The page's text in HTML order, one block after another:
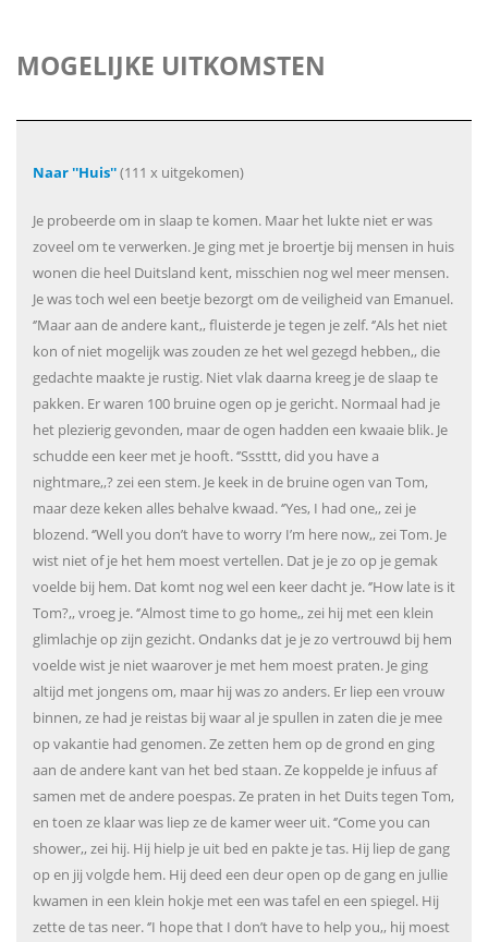
MOGELIJKE UITKOMSTEN
Naar ''Huis''(111 x uitgekomen)
Je probeerde om in slaap te komen. Maar het lukte niet er was
zoveel om te verwerken. Je ging met je broertje bij mensen in huis
wonen die heel Duitsland kent, misschien nog wel meer mensen.
Je was toch wel een beetje bezorgt om de veiligheid van Emanuel.
‘’Maar aan de andere kant,, fluisterde je tegen je zelf. ‘’Als het niet
kon of niet mogelijk was zouden ze het wel gezegd hebben,, die
gedachte maakte je rustig. Niet vlak daarna kreeg je de slaap te
pakken. Er waren 100 bruine ogen op je gericht. Normaal had je
het plezierig gevonden, maar de ogen hadden een kwaaie blik. Je
schudde een keer met je hooft. ‘’Sssttt, did you have a
nightmare,,? zei een stem. Je keek in de bruine ogen van Tom,
maar deze keken alles behalve kwaad. ‘’Yes, I had one,, zei je
blozend. ‘’Well you don’t have to worry I’m here now,, zei Tom. Je
wist niet of je het hem moest vertellen. Dat je je zo op je gemak
voelde bij hem. Dat komt nog wel een keer dacht je. ‘’How late is it
Tom?,, vroeg je. ‘’Almost time to go home,, zei hij met een klein
glimlachje op zijn gezicht. Ondanks dat je je zo vertrouwd bij hem
voelde wist je niet waarover je met hem moest praten. Je ging
altijd met jongens om, maar hij was zo anders. Er liep een vrouw
binnen, ze had je reistas bij waar al je spullen in zaten die je mee
op vakantie had genomen. Ze zetten hem op de grond en ging
aan de andere kant van het bed staan. Ze koppelde je infuus af
samen met de andere poespas. Ze praten in het Duits tegen Tom,
en toen ze klaar was liep ze de kamer weer uit. ‘’Come you can
shower,, zei hij. Hij hielp je uit bed en pakte je tas. Hij liep de gang
op en jij volgde hem. Hij deed een deur open op de gang en jullie
kwamen in een klein hokje met een was tafel en een spiegel. Hij
zette de tas neer. ‘’I hope that I don’t have to help you,, hij moest